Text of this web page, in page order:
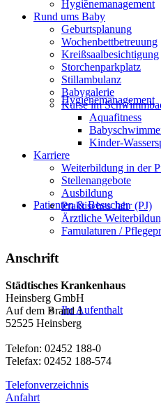
Hygienemanagement
Patienten & Besucher
Ihr Aufenthalt
Hygienemanagement
Rund ums Baby
Geburtsplanung
Wochenbettbetreuung
Kreißsaalbesichtigung
Storchenparkplatz
Stillambulanz
Babygalerie
Kurse im
Aquafitness
Kinder-
Karriere
Weiterbildung in der
Stellenangebote
Ausbildung
Praktisches Jahr (PJ)
Ärztliche
Famulaturen /
Anschrift
Städtisches Krankenhaus
Heinsberg GmbH
Auf dem Brand 1
52525 Heinsberg
Telefon: 02452 188-0
Telefax: 02452 188-574
Telefonverzeichnis
Anfahrt